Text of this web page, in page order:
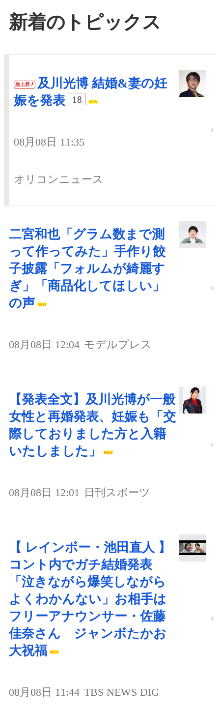
新着のトピックス
急上昇
及川光博 結婚&妻の妊
娠を発表
18
08月08日 11:35
オリコンニュース
二宮和也「グラム数まで測
って作ってみた」手作り餃
子披露「フォルムが綺麗す
ぎ」「商品化してほしい」
の声
08月08日 12:04 モデルプレス
【発表全文】及川光博が一般
女性と再婚発表、妊娠も「交
際しておりました方と入籍
いたしました」
08月08日 12:01 日刊スポーツ
【 レインボー・池田直人 】
コント内でガチ結婚発表
「泣きながら爆笑しながら
よくわかんない」お相手は
フリーアナウンサー・佐藤
佳奈さん ジャンボたかお
大祝福
08月08日 11:44 TBS NEWS DIG